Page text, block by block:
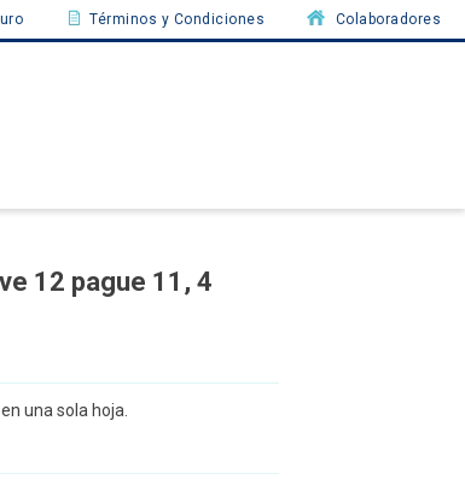
Términos y Condiciones Colaboradores
12 pague 11, 4
una sola hoja.